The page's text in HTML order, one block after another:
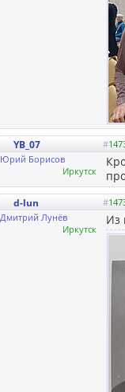
YB_07 #
Юрий Борисов
Иркутск
d-lun #
Дмитрий Лунёв
Иркутск
Из